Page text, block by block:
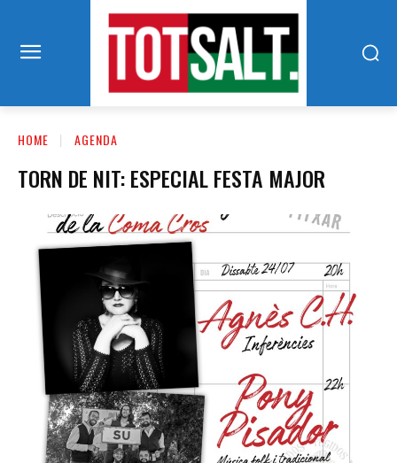
HOME AGENDA
TORN DE NIT: ESPECIAL FESTA MAJOR